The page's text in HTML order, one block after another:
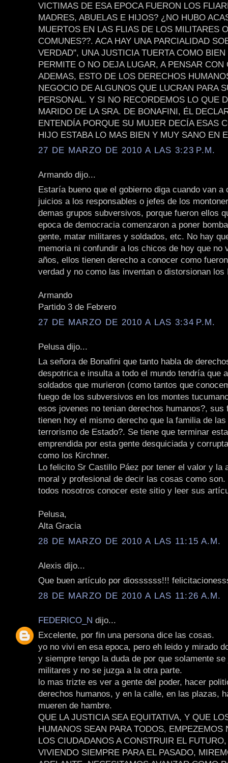
VICTIMAS DE ESA EPOCA FUERON LOS
MADRES, ABUELAS E HIJOS? ¿NO HUBO
MUERTOS EN LAS FLIAS DE LOS MILITARES
COMUNES??. ACA HAY UNA PARCIALIDAD
VERDAD", UNA JUSTICIA TUERTA COMO
PERMITE O NO DEJA LUGAR, A PENSAR CON
ADEMAS, ESTO DE LOS DERECHOS
NEGOCIO DE ALGUNOS QUE LUCRAN PARA
PERSONAL. Y SI NO RECORDEMOS LO QUE
MARIDO DE LA SRA. DE BONAFINI, ÉL
ENTENDÍA PORQUE SU MUJER DECÍA ESAS
HIJO ESTABA LO MAS BIEN Y MUY SANO EN
27 DE MARZO DE 2010 A LAS 3:23 P.M.
Armando dijo...
Estaría bueno que el gobierno diga cuando van a
juicios a los responsables o jefes de los
demas grupos subversivos, porque fueron ellos
epoca de democracia comenzaron a poner
gente, matar militares y soldados, etc. No hay
memoria ni confundir a los chicos de hoy que no
años, ellos tienen derecho a conocer como
verdad y no como las inventan o distorsionan los
Armando
Partido 3 de Febrero
27 DE MARZO DE 2010 A LAS 3:34 P.M.
Pelusa dijo...
La señora de Bonafini que tanto habla de
despotrica e insulta a todo el mundo tendría que
soldados que murieron (como tantos que
fuego de los subversivos en los montes
esos jovenes no tenian derechos humanos?, sus
tienen hoy el mismo derecho que la familia de
terrorismo de Estado?. Se tiene que terminar
emprendida por esta gente desquiciada y
como los Kirchner.
Lo felicito Sr Castillo Páez por tener el valor y la
moral y profesional de decir las cosas como
todos nosotros conocer este sitio y leer sus
Pelusa,
Alta Gracia
28 DE MARZO DE 2010 A LAS 11:15 A.M.
Alexis dijo...
Que buen artículo por diossssss!!!
28 DE MARZO DE 2010 A LAS 11:26 A.M.
FEDERICO_N dijo...
Excelente, por fin una persona dice las cosas.
yo no vivi en esa epoca, pero eh leido y mirado
y siempre tengo la duda de por que solamente
militares y no se juzga a la otra parte.
lo mas trizte es ver a gente del poder, hacer
derechos humanos, y en la calle, en las plazas,
mueren de hambre.
QUE LA JUSTICIA SEA EQUITATIVA, Y QUE
HUMANOS SEAN PARA TODOS, EMPEZEMOS
LOS CIUDADANOS A CONSTRUIR EL
VIVIENDO SIEMPRE PARA EL PASADO,